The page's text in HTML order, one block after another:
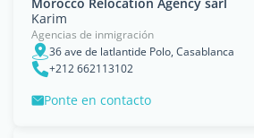
Karim
Agencias de inmigración
36 ave de latlantide Polo, Casablanca
+212 662113102
Ponte en contacto